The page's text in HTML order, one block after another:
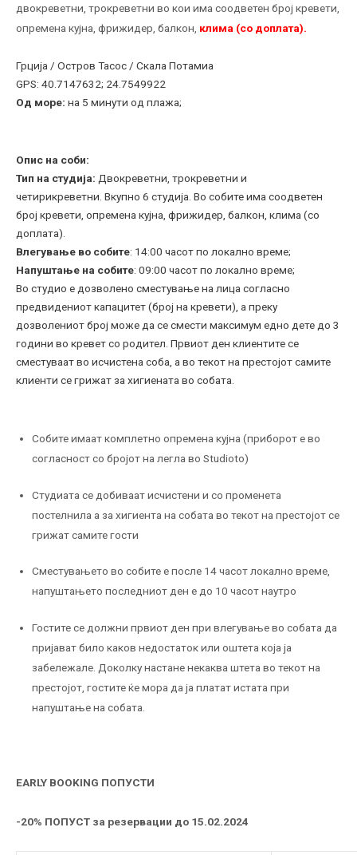
двокреветни, трокреветни во кои има соодветен број кревети,
опремена кујна, фрижидер, балкон, клима (со доплата).
Грција / Остров Тасос / Скала Потамиа
GPS: 40.7147632; 24.7549922
Од море: на 5 минути од плажа;
Опис на соби:
Тип на студија: Двокреветни, трокреветни и
четирикреветни. Вкупно 6 студија. Во собите има соодветен
број кревети, опремена кујна, фрижидер, балкон, клима (со
доплата).
Влегување во собите: 14:00 часот по локално време;
Напуштање на собите: 09:00 часот по локално време;
Во студио е дозволено сместување на лица согласно
предвидениот капацитет (број на кревети), a преку
дозволениот број може да се смести максимум едно дете до 3
години во кревет со родител. Првиот ден клиентите се
сместуваат во исчистена соба, а во текот на престојот самите
клиенти се грижат за хигиената во собата.
Собите имаат комплетно опремена кујна (приборот е во
согласност со бројот на легла во Studioto)
Студиата се добиваат исчистени и со променета
постелнила а за хигиента на собата во текот на престојот се
грижат самите гости
Сместувањето во собите е после 14 часот локално време,
напуштањето последниот ден е до 10 часот наутро
Гостите се должни првиот ден при влегување во собата да
пријават било каков недостаток или оштета која ја
забележале. Доколку настане некаква штета во текот на
престојот, гостите ќе мора да ја платат истата при
напуштање на собата.
EARLY BOOKING ПОПУСТИ
-20% ПОПУСТ за резервации до 15.02.2024